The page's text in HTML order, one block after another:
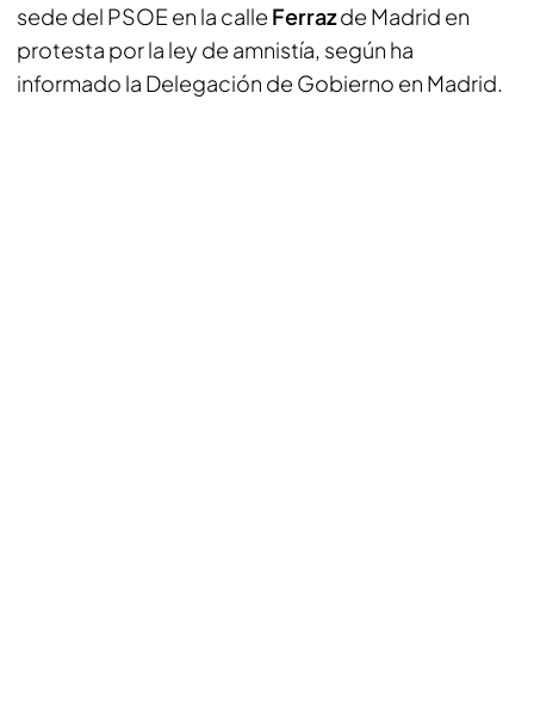
sede del PSOE en la calle Ferrazde Madrid en
protesta por la ley de amnistía, según ha
informado la Delegación de Gobierno en Madrid.